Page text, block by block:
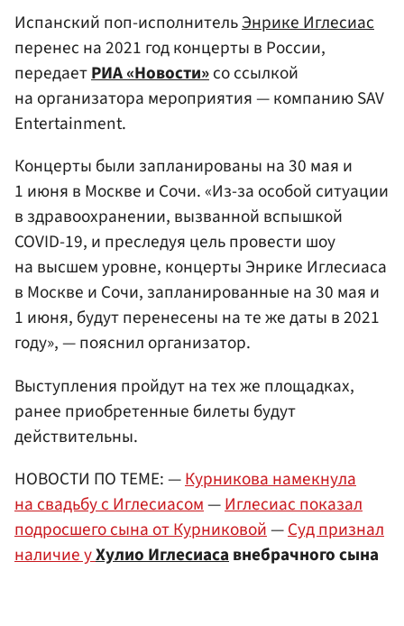
Испанский поп-исполнительЭнрике Иглесиас
перенес на 2021 год концерты в России,
передаетРИА «Новости»со ссылкой
на организатора мероприятия — компанию SAV
Entertainment.
Концерты были запланированы на 30 мая и
1 июня в Москве и Сочи. «Из-за особой ситуации
в здравоохранении, вызванной вспышкой
COVID-19, и преследуя цель провести шоу
на высшем уровне, концерты Энрике Иглесиаса
в Москве и Сочи, запланированные на 30 мая и
1 июня, будут перенесены на те же даты в 2021
году», — пояснил организатор.
Выступления пройдут на тех же площадках,
ранее приобретенные билеты будут
действительны.
НОВОСТИ ПО ТЕМЕ: —Курникова намекнула
на свадьбу с Иглесиасом—Иглесиас показал
подросшего сына от Курниковой—Суд признал
наличие уХулио Иглесиасавнебрачного сына